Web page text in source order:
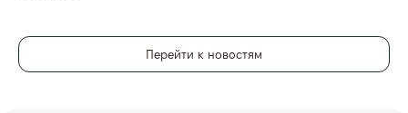
Перейти к новостям